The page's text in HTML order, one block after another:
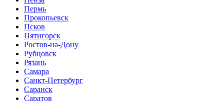
Пермь
Прокопьевск
Псков
Пятигорск
Ростов-на-Дону
Рубцовск
Рязань
Самара
Санкт-Петербург
Саранск
Саратов